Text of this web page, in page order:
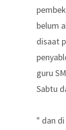
belum
disaat
guru
Sabtu
" dan